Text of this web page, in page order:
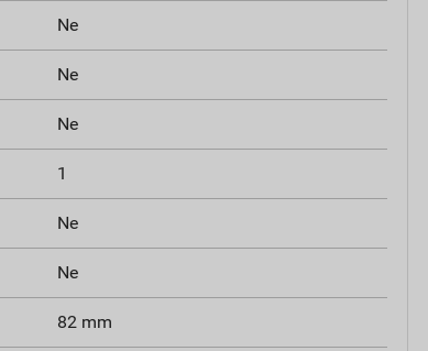
Ne
Ne
Ne
1
Ne
Ne
82 mm